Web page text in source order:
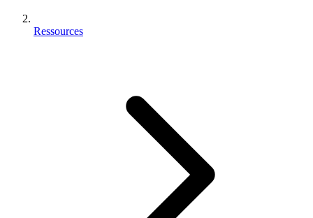
Ressources